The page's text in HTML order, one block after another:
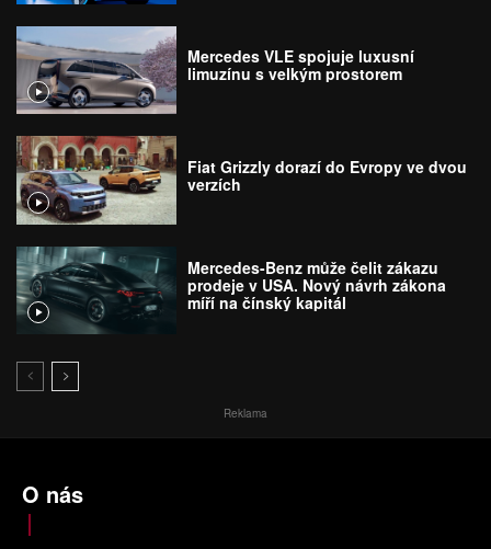
Mercedes VLE spojuje luxusní
limuzínu s velkým prostorem
Fiat Grizzly dorazí do Evropy ve dvou
verzích
Mercedes-Benz může čelit zákazu
prodeje v USA. Nový návrh zákona
míří na čínský kapitál
Reklama
O nás